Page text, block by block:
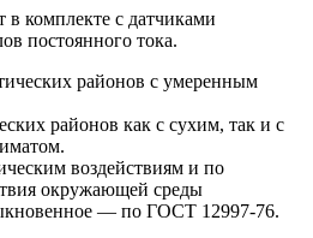
в комплекте с датчиками
постоянного тока.
районов с умеренным
районов как с сухим, так и с
воздействиям и по
окружающей среды
— по ГОСТ 12997-76.